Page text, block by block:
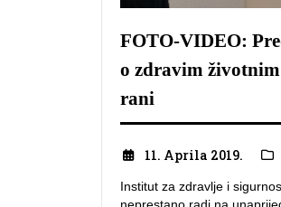
FOTO-VIDEO:
o zdravim
rani
11. Aprila 2019.
Institut za zdravlje i